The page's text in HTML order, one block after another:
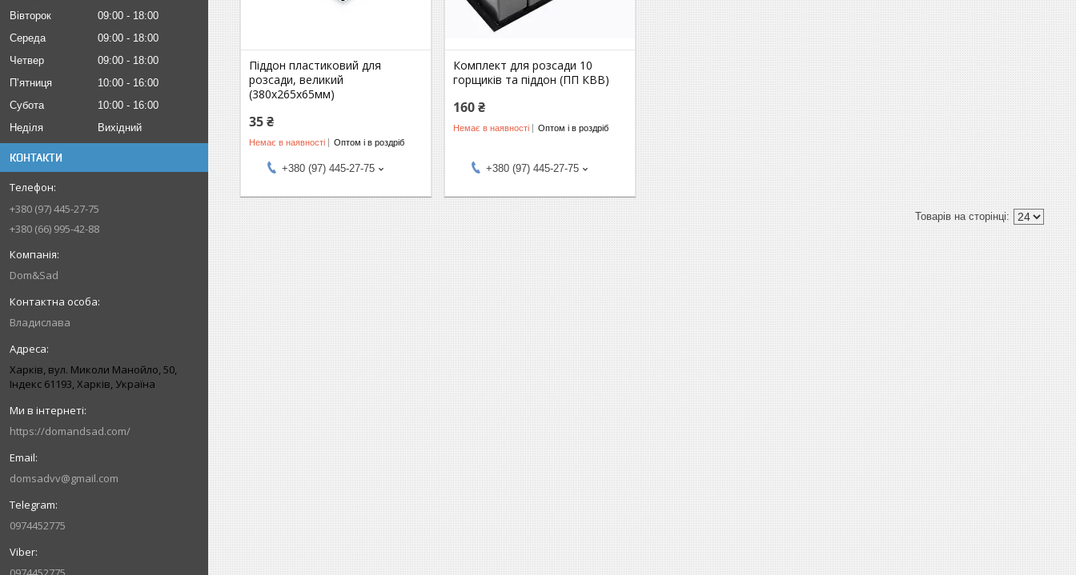
Вівторок
09:00
18:00
Середа
09:00
18:00
Четвер
09:00
18:00
Пʼятниця
10:00
16:00
Субота
10:00
16:00
Неділя
Вихідний
КОНТАКТИ
+380 (97) 445-27-75
+380 (66) 995-42-88
Dom&Sad
Владислава
Харків, вул. Миколи Манойло, 50,
Індекс 61193, Харків, Україна
https://domandsad.com/
domsadvv@gmail.com
0974452775
Піддон пластиковий для
розсади, великий
(380х265х65мм)
35 ₴
Немає в наявності Оптом і в роздріб
+380 (97) 445-27-75
Комплект для розсади 10
горщиків та піддон (ПП КВВ)
160 ₴
Немає в наявності Оптом і в роздріб
+380 (97) 445-27-75